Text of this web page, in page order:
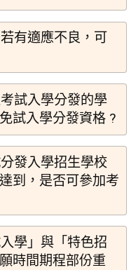
有適應不良，可
試入學分發的學
試入學分發資格 ?
發入學招生學校
到，是否可參加考
學」與「特色招
時間期程部份重